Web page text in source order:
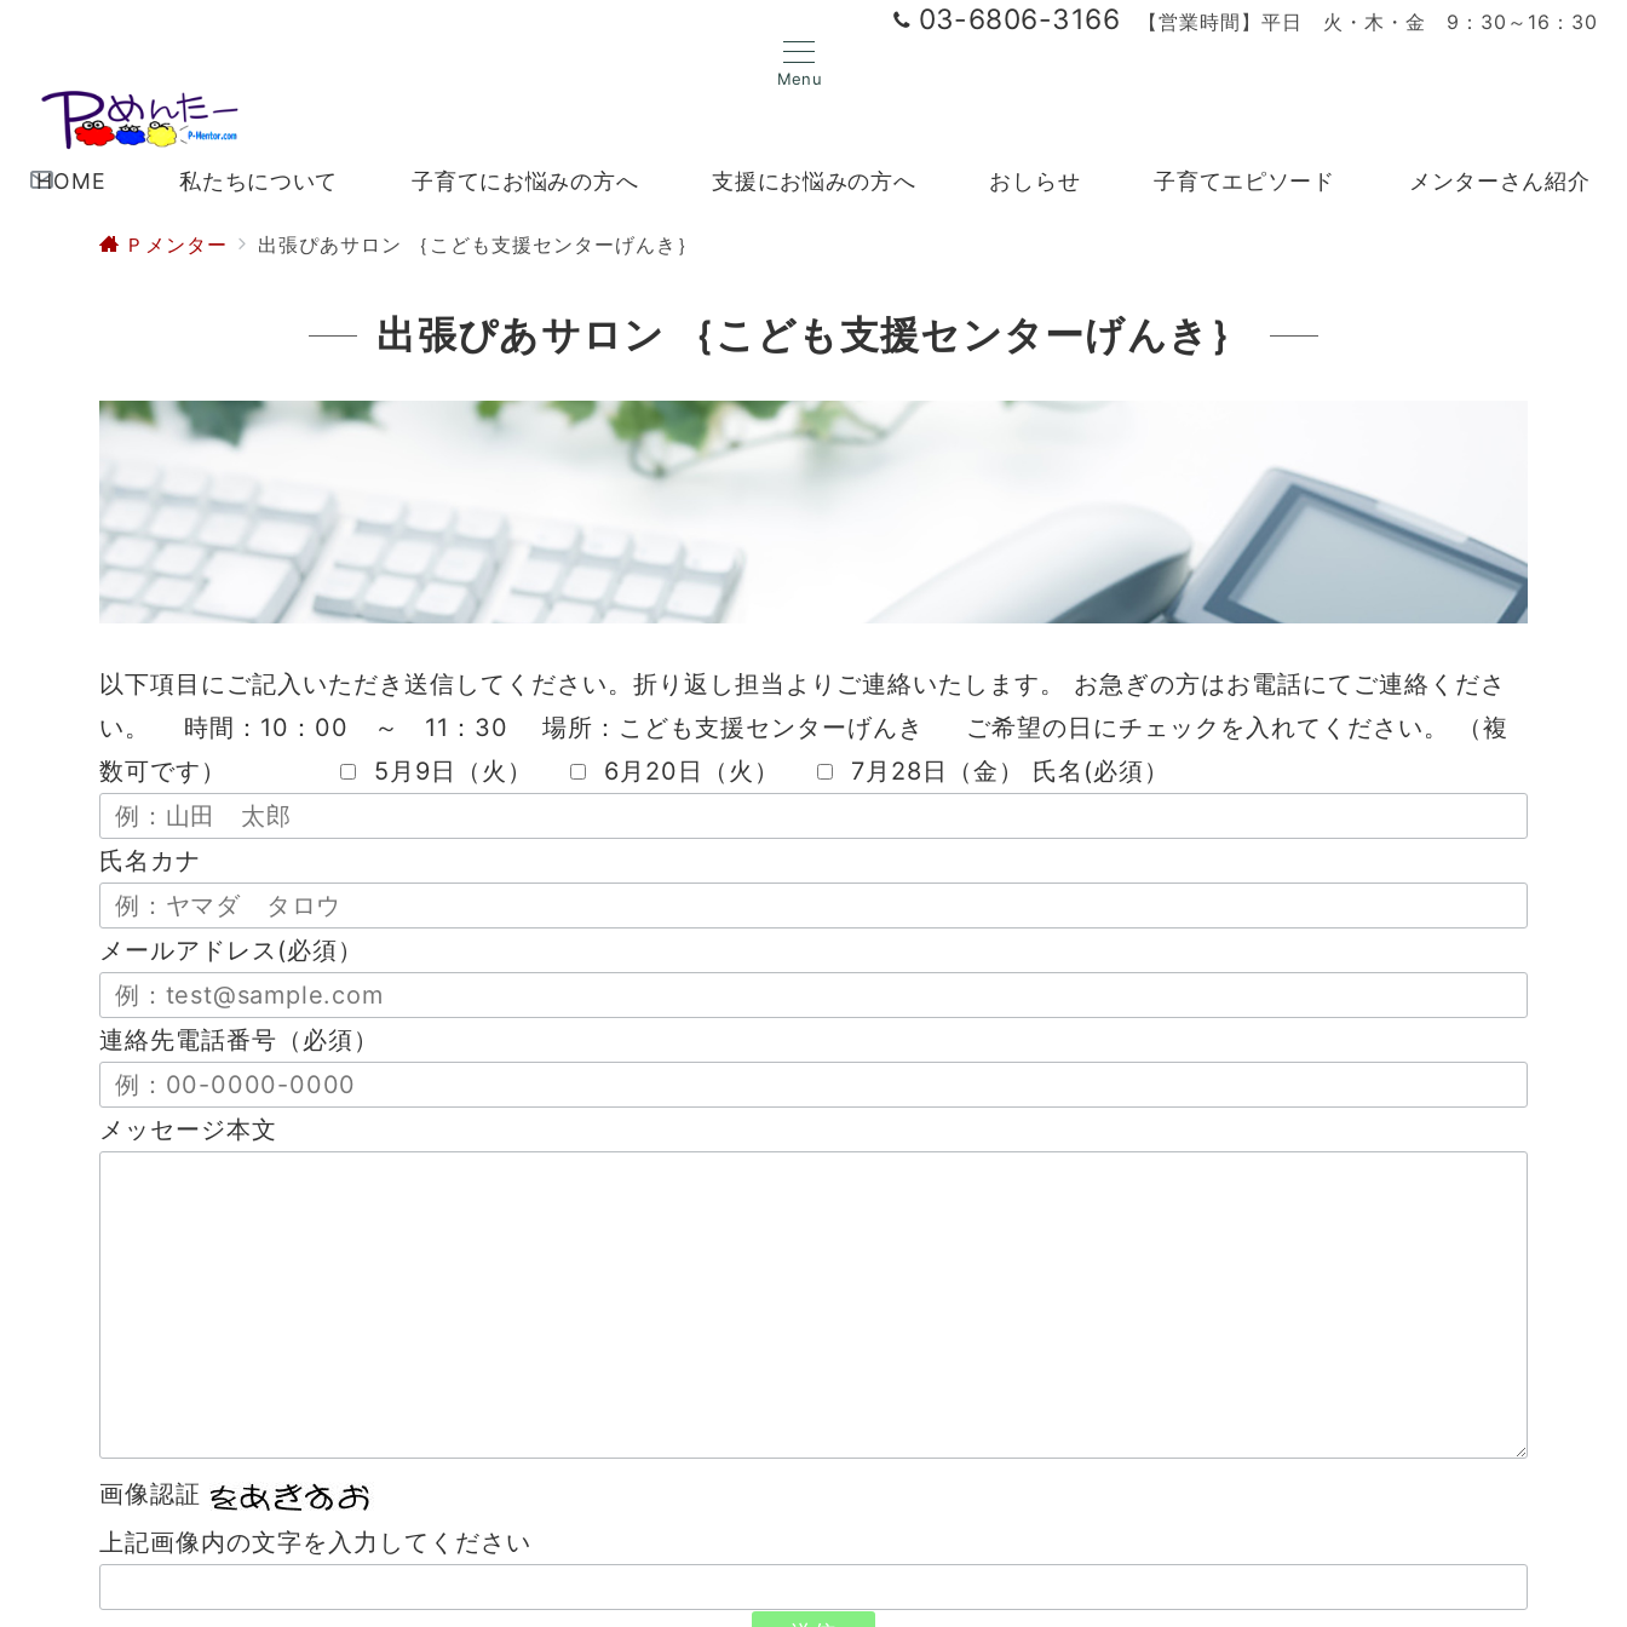
03-6806-3166 【営業時間】平日 火・木・金 9：30～16：30
Menu
HOME 私たちについて 子育てにお悩みの方へ 支援にお悩みの方へ おしらせ 子育てエピソード メンターさん紹介
Ｐメンター 出張ぴあサロン ｛こども支援センターげんき｝
出張ぴあサロン ｛こども支援センターげんき｝
以下項目にご記入いただき送信してください。折り返し担当よりご連絡いたします。 お急ぎの方はお電話にてご連絡くださ
い。 時間：10：00 ～ 11：30 場所：こども支援センターげんき ご希望の日にチェックを入れてください。 （複
数可です）
5月9日（火） 6月20日（火） 7月28日（金） 氏名(必須）
氏名カナ
メールアドレス(必須）
連絡先電話番号（必須）
メッセージ本文
画像認証
上記画像内の文字を入力してください